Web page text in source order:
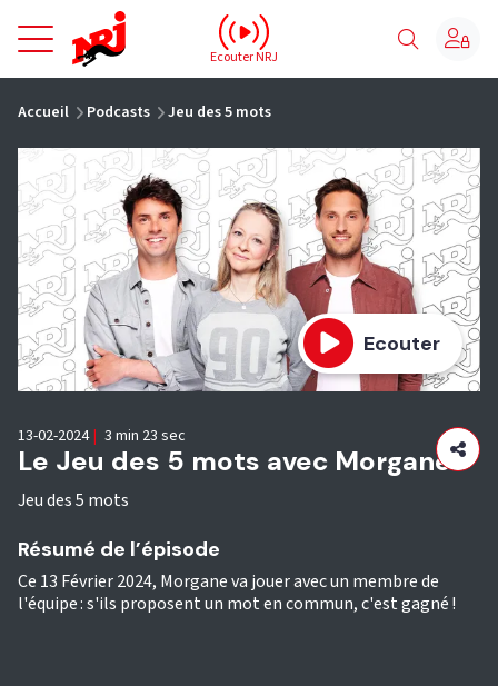
NRJ - Accueil
Ecouter NRJ
Accueil Podcasts Jeu des 5 mots
Ecouter
Le Jeu des 5 mots avec Morgane !
Jeu des 5 mots
13-02-2024 | 3 min 23 sec
Résumé de l’épisode
Ce 13 Février 2024, Morgane va jouer avec un membre de
l'équipe : s'ils proposent un mot en commun, c'est gagné !